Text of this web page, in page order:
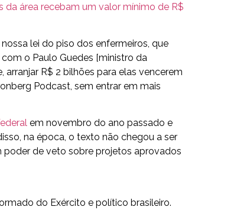
área recebam um valor mínimo de R$
lei do piso dos enfermeiros, que
o Paulo Guedes [ministro da
R$ 2 bilhões para elas vencerem
Podcast, sem entrar em mais
em novembro do ano passado e
na época, o texto não chegou a ser
poder de veto sobre projetos aprovados
do Exército e político brasileiro.